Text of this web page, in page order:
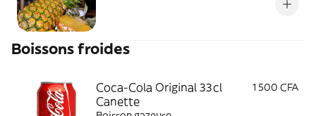
Boissons froides
Coca-Cola Original 33cl
Canette
1 500 CFA